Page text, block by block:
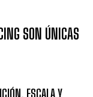
SON ÚNICAS
ESCALA Y